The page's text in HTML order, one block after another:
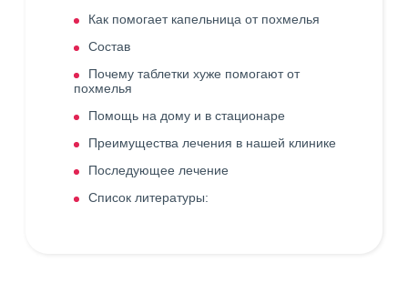
Как помогает капельница от похмелья
Состав
Почему таблетки хуже помогают от
похмелья
Помощь на дому и в стационаре
Преимущества лечения в нашей клинике
Последующее лечение
Список литературы: